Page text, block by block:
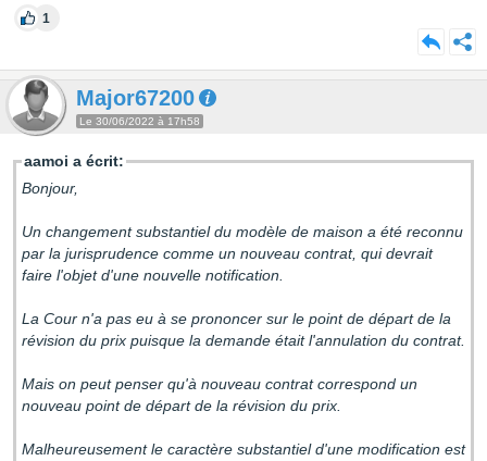
1
Major67200
Le 30/06/2022 à 17h58
aamoi a écrit:
Bonjour,
Un changement substantiel du modèle de maison a été reconnu
par la jurisprudence comme un nouveau contrat, qui devrait
faire l'objet d'une nouvelle notification.
La Cour n'a pas eu à se prononcer sur le point de départ de la
révision du prix puisque la demande était l'annulation du contrat.
Mais on peut penser qu'à nouveau contrat correspond un
nouveau point de départ de la révision du prix.
Malheureusement le caractère substantiel d'une modification est